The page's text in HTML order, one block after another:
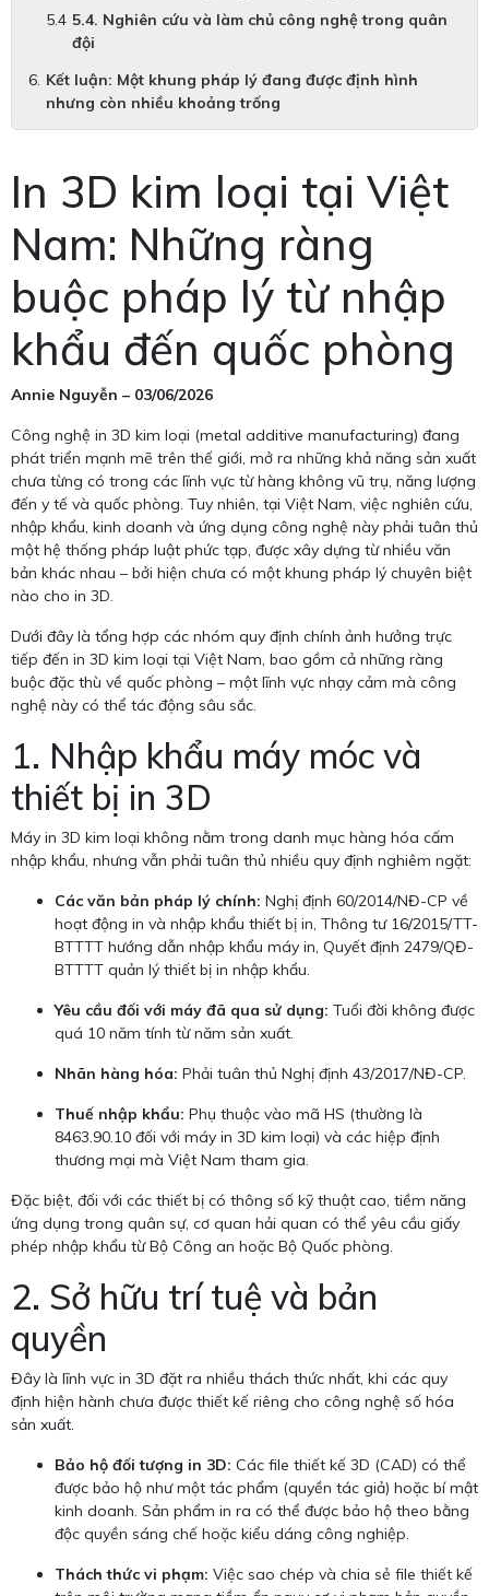
5.4. Nghiên cứu và làm chủ công nghệ trong quân
đội
Kết luận: Một khung pháp lý đang được định hình
nhưng còn nhiều khoảng trống
In 3D kim loại tại Việt
Nam: Những ràng
buộc pháp lý từ nhập
khẩu đến quốc phòng
Annie Nguyễn – 03/06/2026
Công nghệ in 3D kim loại (metal additive manufacturing) đang
phát triển mạnh mẽ trên thế giới, mở ra những khả năng sản xuất
chưa từng có trong các lĩnh vực từ hàng không vũ trụ, năng lượng
đến y tế và quốc phòng. Tuy nhiên, tại Việt Nam, việc nghiên cứu,
nhập khẩu, kinh doanh và ứng dụng công nghệ này phải tuân thủ
một hệ thống pháp luật phức tạp, được xây dựng từ nhiều văn
bản khác nhau – bởi hiện chưa có một khung pháp lý chuyên biệt
nào cho in 3D.
Dưới đây là tổng hợp các nhóm quy định chính ảnh hưởng trực
tiếp đến in 3D kim loại tại Việt Nam, bao gồm cả những ràng
buộc đặc thù về quốc phòng – một lĩnh vực nhạy cảm mà công
nghệ này có thể tác động sâu sắc.
1. Nhập khẩu máy móc và
thiết bị in 3D
Máy in 3D kim loại không nằm trong danh mục hàng hóa cấm
nhập khẩu, nhưng vẫn phải tuân thủ nhiều quy định nghiêm ngặt:
Các văn bản pháp lý chính: Nghị định 60/2014/NĐ-CP về
hoạt động in và nhập khẩu thiết bị in, Thông tư 16/2015/TT-
BTTTT hướng dẫn nhập khẩu máy in, Quyết định 2479/QĐ-
BTTTT quản lý thiết bị in nhập khẩu.
Yêu cầu đối với máy đã qua sử dụng: Tuổi đời không được
quá 10 năm tính từ năm sản xuất.
Nhãn hàng hóa: Phải tuân thủ Nghị định 43/2017/NĐ-CP.
Thuế nhập khẩu: Phụ thuộc vào mã HS (thường là
8463.90.10 đối với máy in 3D kim loại) và các hiệp định
thương mại mà Việt Nam tham gia.
Đặc biệt, đối với các thiết bị có thông số kỹ thuật cao, tiềm năng
ứng dụng trong quân sự, cơ quan hải quan có thể yêu cầu giấy
phép nhập khẩu từ Bộ Công an hoặc Bộ Quốc phòng.
2. Sở hữu trí tuệ và bản
quyền
Đây là lĩnh vực in 3D đặt ra nhiều thách thức nhất, khi các quy
định hiện hành chưa được thiết kế riêng cho công nghệ số hóa
sản xuất.
Bảo hộ đối tượng in 3D: Các file thiết kế 3D (CAD) có thể
được bảo hộ như một tác phẩm (quyền tác giả) hoặc bí mật
kinh doanh. Sản phẩm in ra có thể được bảo hộ theo bằng
độc quyền sáng chế hoặc kiểu dáng công nghiệp.
Thách thức vi phạm: Việc sao chép và chia sẻ file thiết kế